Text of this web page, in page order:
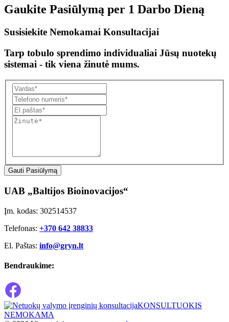
Gaukite Pasiūlymą per 1 Darbo Dieną
Susisiekite Nemokamai Konsultacijai
Tarp tobulo sprendimo individualiai Jūsų nuotekų
sistemai - tik viena žinutė mums.
Gauti Pasiūlymą
UAB „Baltijos Bioinovacijos“
Įm. kodas: 302514537
Telefonas: +370 642 38833
El. Paštas: info@gryn.lt
Bendraukime:
KONSULTUOKIS
NEMOKAMA